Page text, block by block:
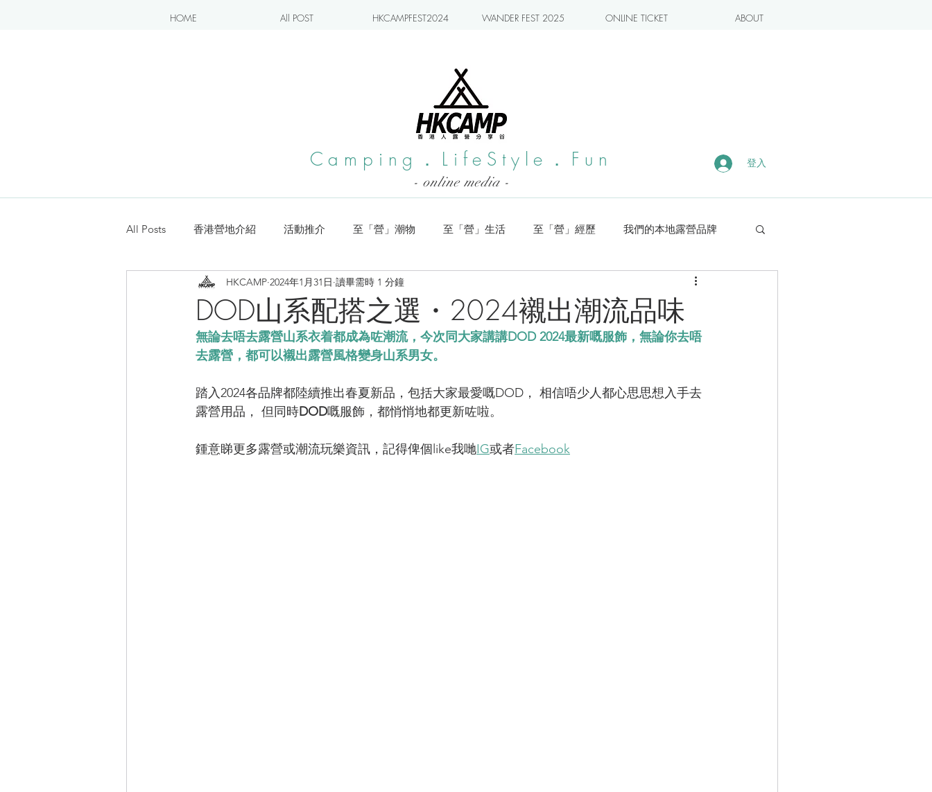
HOME All POST HKCAMPFEST2024 WANDER FEST 2025 ONLINE TICKET ABOUT
Camping．LifeStyle．Fun 登入
- online media -
All Posts 香港營地介紹 活動推介 至「營」潮物 至「營」生活 至「營」經歷 我們的本地露營品牌
露營blogger分享 新手入坑系列 小編實測 露營・遠足熱點
CAMPER音樂電影
DOD山系配搭之選・2024襯出潮流品味
HKCAMP 2024年1月31日 讀畢需時 1 分鐘
無論去唔去露營山系衣着都成為咗潮流，今次同大家講講DOD 2024最新嘅服飾，無論你去唔
去露營，都可以襯出露營風格變身山系男女。
踏入2024各品牌都陸續推出春夏新品，包括大家最愛嘅DOD， 相信唔少人都心思思想入手去
露營用品， 但同時DOD嘅服飾，都悄悄地都更新咗啦。
鍾意睇更多露營或潮流玩樂資訊，記得俾個like我哋IG或者Facebook